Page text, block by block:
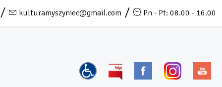
kulturamyszyniec@gmail.com Pn - Pt: 08.00 - 16.00